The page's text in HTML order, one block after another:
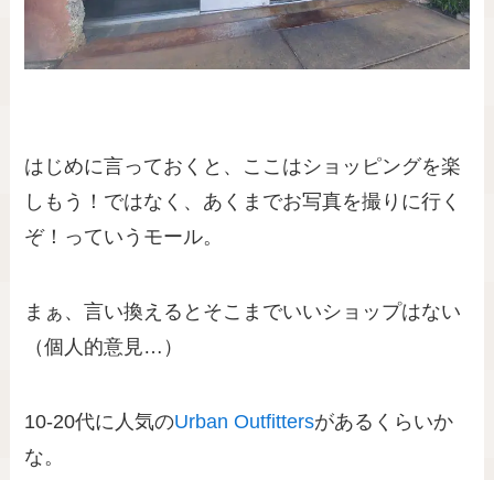
はじめに言っておくと、ここはショッピングを楽
しもう！ではなく、あくまでお写真を撮りに行く
ぞ！っていうモール。
まぁ、言い換えるとそこまでいいショップはない
（個人的意見…）
10-20代に人気のUrban Outfittersがあるくらいか
な。